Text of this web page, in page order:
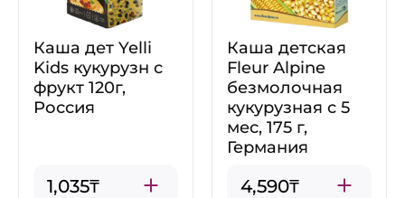
Каша дет Yelli
Kids кукурузн с
фрукт 120г,
Россия
1,035₸
Каша детская
Fleur Alpine
безмолочная
кукурузная с 5
мес, 175 г,
Германия
4,590₸